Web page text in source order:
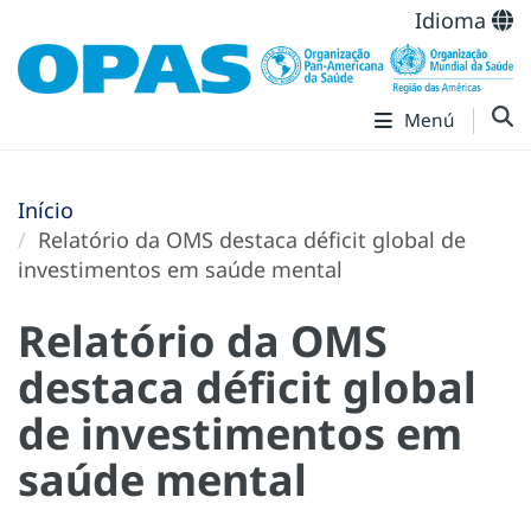
Idioma
Menú
Início
Relatório da OMS destaca déficit global de
investimentos em saúde mental
Relatório da OMS
destaca déficit global
de investimentos em
saúde mental